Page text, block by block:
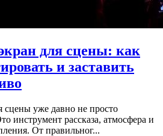
для сцены: как
и заставить
сцены уже давно не просто
инструмент рассказа, атмосфера и
От правильног...